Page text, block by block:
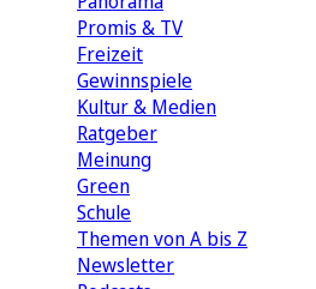
Promis & TV
Freizeit
Gewinnspiele
Kultur & Medien
Ratgeber
Meinung
Green
Schule
Themen von A bis Z
Newsletter